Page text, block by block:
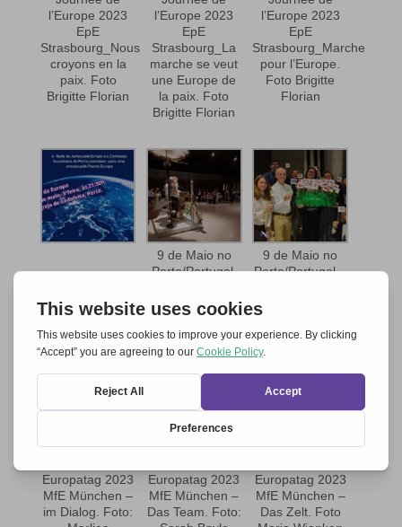
l’Europe 2023
EpE
Strasbourg_Nous
croyons en la
paix. Foto
Brigitte Florian
l’Europe 2023
EpE
Strasbourg_La
marche se veut
une Europe de
la paix. Foto
Brigitte Florian
l’Europe 2023
EpE
Strasbourg_Marche
pour l’Europe.
Foto Brigitte
Florian
9 de Maio no
Porto/Portugal,
Cedofeita –
Foto: Lurdes
Teixeira
9 de Maio no
Porto/Portugal –
Europatag 2023
MfE München –
im Dialog. Foto:
Europatag 2023
MfE München –
Das Team. Foto:
Europatag 2023
MfE München –
Das Zelt. Foto